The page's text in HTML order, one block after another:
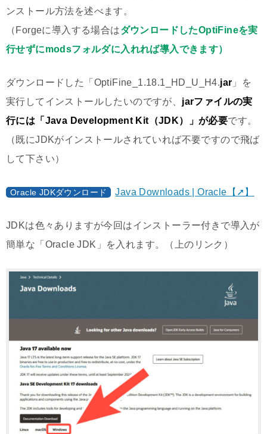
ンストール方法を述べます。
（Forgeに導入する場合はダウンロードしたOptiFineを実
行せずにmodsフォルダに入れれば導入できます）
ダウンロードした「OptiFine_1.18.1_HD_U_H4.jar 」を
実行してインストールしたいのですが、 jarファイルの実
行には「Java Development Kit（JDK）」が必要です。
（既にJDKがインストールされていれば不要ですので飛ば
して下さい）
Oracle JDKダウンロード Java Downloads | Oracle【➚】
JDKは色々ありますが今回はインストーラー付きで導入が
簡単な「Oracle JDK」を入れます。（上のリンク）